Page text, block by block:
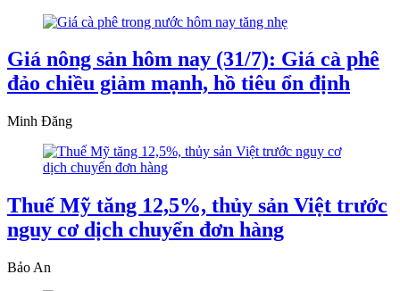
Giá nông sản hôm nay (31/7): Giá cà phê
đảo chiều giảm mạnh, hồ tiêu ổn định
Minh Đăng
Thuế Mỹ tăng 12,5%, thủy sản Việt trước
nguy cơ dịch chuyển đơn hàng
Bảo An